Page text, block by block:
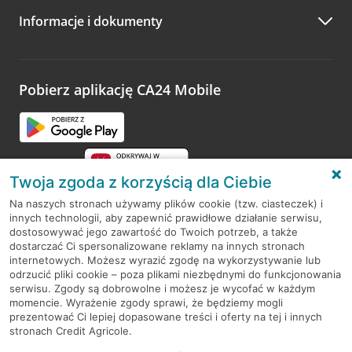
Zachęcamy do podzielenia się z nami opinią o wizycie.
opinie.
Informacje i dokumenty
Pobierz aplikację CA24 Mobile
RODO
Regulamin serwisu
Mapa serwisu
PolitykaCookies
Twoja zgoda z korzyścią dla Ciebie
Na naszych stronach używamy plików cookie (tzw. ciasteczek) i
innych technologii, aby zapewnić prawidłowe działanie serwisu,
dostosowywać jego zawartość do Twoich potrzeb, a także
dostarczać Ci spersonalizowane reklamy na innych stronach
internetowych. Możesz wyrazić zgodę na wykorzystywanie lub
odrzucić pliki cookie – poza plikami niezbędnymi do funkcjonowania
serwisu. Zgody są dobrowolne i możesz je wycofać w każdym
momencie. Wyrażenie zgody sprawi, że będziemy mogli
prezentować Ci lepiej dopasowane treści i oferty na tej i innych
stronach Credit Agricole.